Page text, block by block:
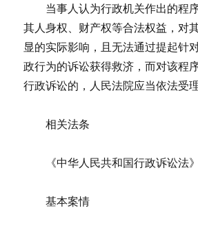
当事人认为行政机关作出的程
其人身权、财产权等合法权益，对
显的实际影响，且无法通过提起针
政行为的诉讼获得救济，而对该程
行政诉讼的，人民法院应当依法受理
相关法条
《中华人民共和国行政诉讼法》
基本案情